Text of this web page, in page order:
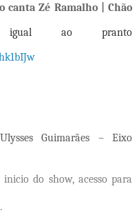
canta Zé Ramalho | Chão
igual ao pranto
Guimarães – Eixo
inicio do show, acesso para